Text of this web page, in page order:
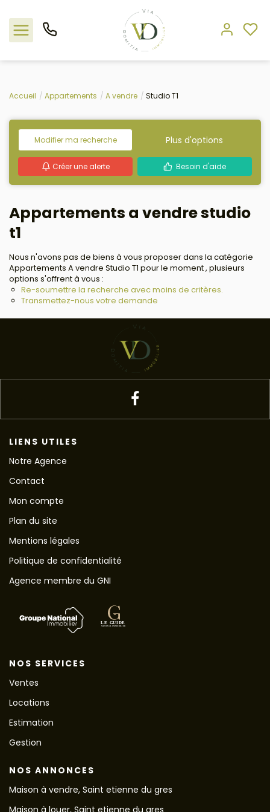
Nos offres
L'agence
Rejoindre le groupement
Estimation
Avis clients
Accueil Appartements A vendre Studio T1
Modifier ma recherche Plus d'options
Créer une alerte Besoin d'aide
Appartements a vendre studio
t1
Nous n'avons pas de biens à vous proposer dans la catégorie
Appartements A vendre Studio T1 pour le moment , plusieurs
options s'offrent à vous :
Re-soumettre la recherche avec moins de critères.
Transmettez-nous votre demande
LIENS UTILES
Notre Agence
Contact
Mon compte
Plan du site
Mentions légales
Politique de confidentialité
Agence membre du GNI
NOS SERVICES
Ventes
Locations
Estimation
Gestion
NOS ANNONCES
Maison à vendre, Saint etienne du gres
Maison à louer, Saint etienne du gres